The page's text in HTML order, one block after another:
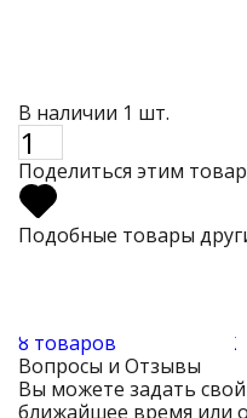
В наличии 1 шт.
Поделиться этим
Подобные товары
8 товаров
Вопросы и Отзывы
Вы можете задать
ближайшее время или